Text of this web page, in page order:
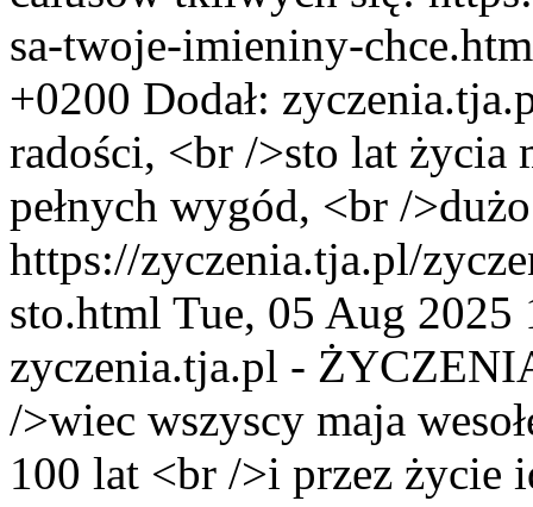
sa-twoje-imieniny-
+0200 Dodał:
radości, <br />sto lat życia
pełnych wygód, <br /
https://zyczenia.tja.pl/
sto.html Tue, 05 Aug 2025
zyczenia.tja.pl -
/>wiec wszyscy maja
100 lat <br />i przez życie